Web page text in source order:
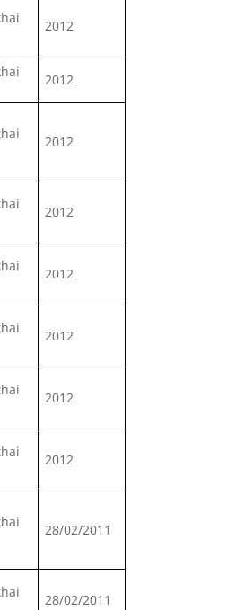
2012
2012
2012
2012
2012
2012
2012
2012
28/02/2011
28/02/2011